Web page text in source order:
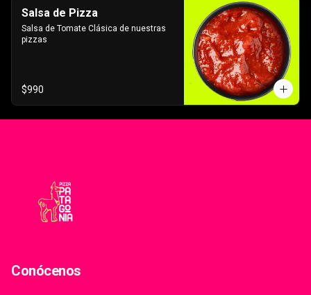
Salsa de Pizza
Salsa de Tomate Clásica de nuestras
pizzas
$990
Conócenos